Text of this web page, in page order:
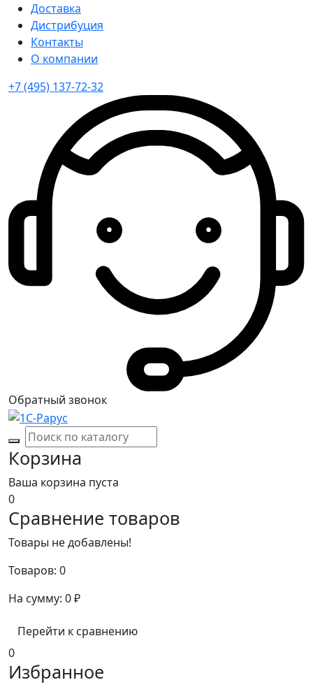
Доставка
Дистрибуция
Контакты
О компании
+7 (495) 137-72-32
Обратный звонок
Корзина
Ваша корзина пуста
0
Сравнение товаров
Товары не добавлены!
Товаров: 0
На сумму: 0₽
Перейти к сравнению
0
Избранное